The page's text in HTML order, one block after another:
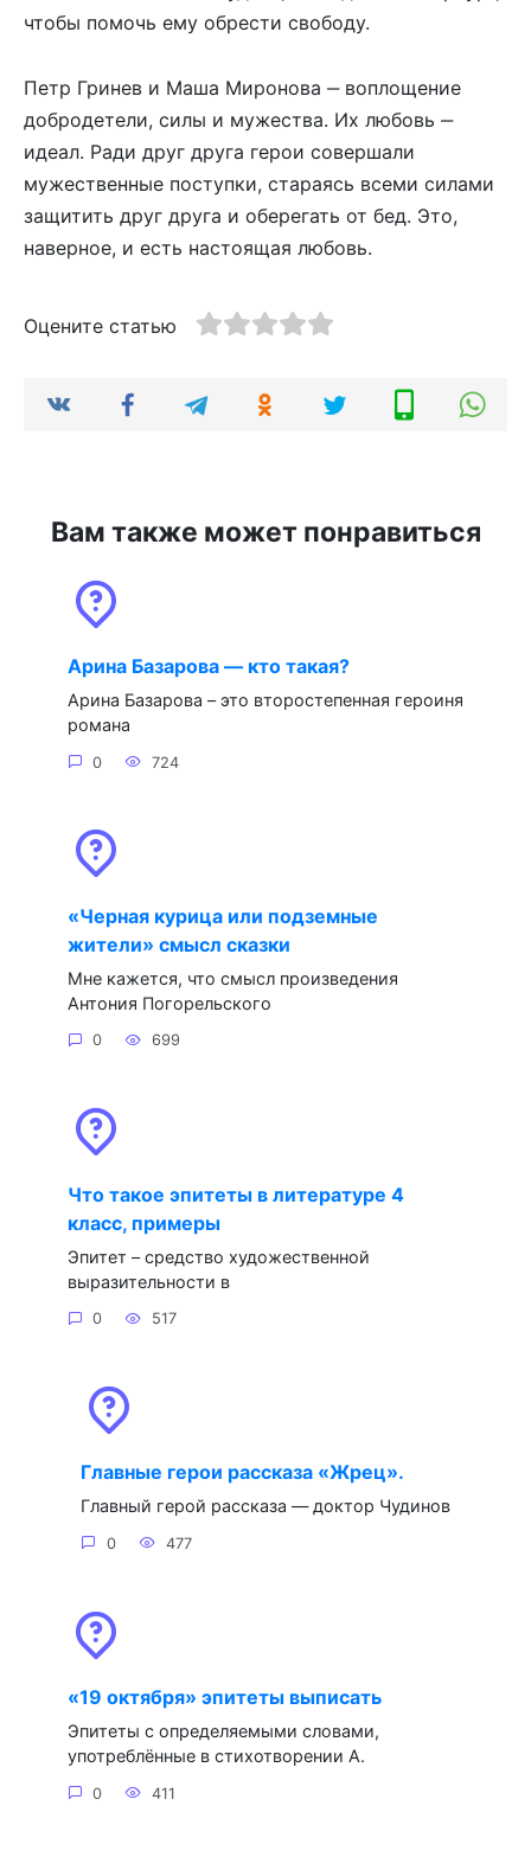
чтобы помочь ему обрести свободу.
Петр Гринев и Маша Миронова ‒ воплощение
добродетели, силы и мужества. Их любовь ‒
идеал. Ради друг друга герои совершали
мужественные поступки, стараясь всеми силами
защитить друг друга и оберегать от бед. Это,
наверное, и есть настоящая любовь.
Оцените статью
Вам также может понравиться
Арина Базарова — кто такая?
Арина Базарова – это второстепенная героиня
романа
0 724
«Черная курица или подземные
жители» смысл сказки
Мне кажется, что смысл произведения
Антония Погорельского
0 699
Что такое эпитеты в литературе 4
класс, примеры
Эпитет – средство художественной
выразительности в
0 517
Главные герои рассказа «Жрец».
Главный герой рассказа — доктор Чудинов
0 477
«19 октября» эпитеты выписать
Эпитеты с определяемыми словами,
употреблённые в стихотворении А.
0 411